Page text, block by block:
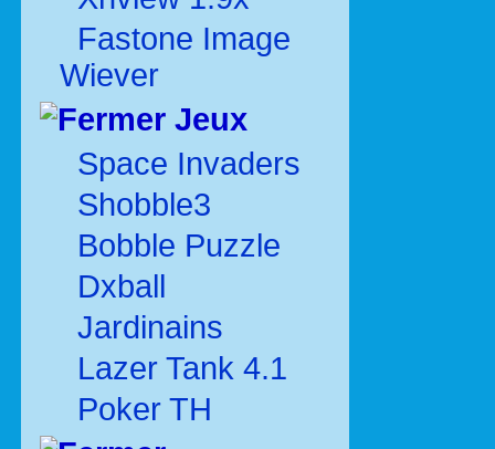
Fastone Image
Wiever
Jeux
Space Invaders
Shobble3
Bobble Puzzle
Dxball
Jardinains
Lazer Tank 4.1
Poker TH